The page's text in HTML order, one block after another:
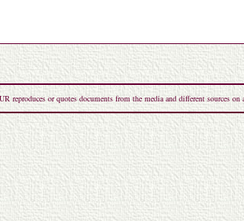
reproduces or quotes documents from the media and different sources